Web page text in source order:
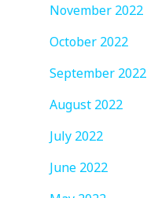
November 2022
October 2022
September 2022
August 2022
July 2022
June 2022